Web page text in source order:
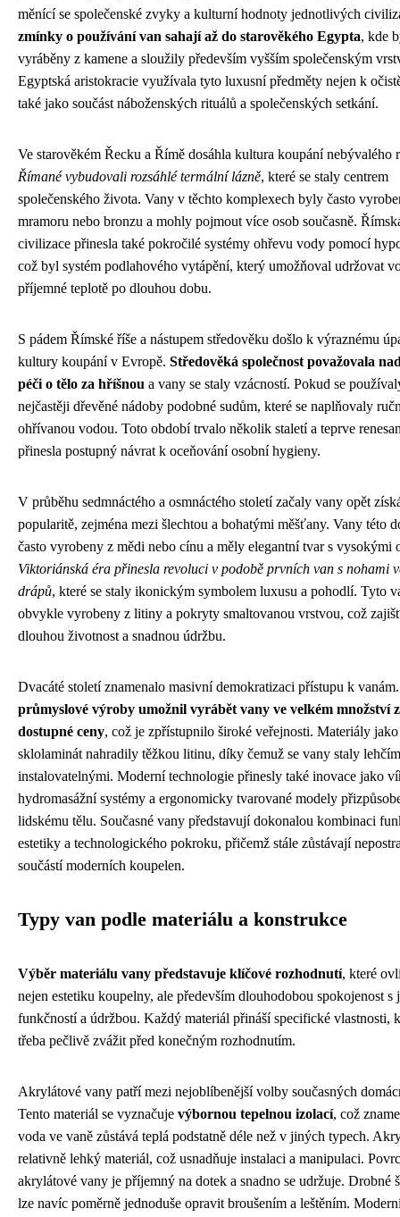
měnící se společenské zvyky a kulturní hodnoty jednotlivých
zmínky o používání van sahají až do starověkého Egypta, kde
vyráběny z kamene a sloužily především vyšším společenským
Egyptská aristokracie využívala tyto luxusní předměty nejen k
také jako součást náboženských rituálů a společenských setkání.
Ve starověkém Řecku a Římě dosáhla kultura koupání nebývalého
Římané vybudovali rozsáhlé termální lázně, které se staly centrem
společenského života. Vany v těchto komplexech byly často
mramoru nebo bronzu a mohly pojmout více osob současně.
civilizace přinesla také pokročilé systémy ohřevu vody pomocí
což byl systém podlahového vytápění, který umožňoval udržovat
příjemné teplotě po dlouhou dobu.
S pádem Římské říše a nástupem středověku došlo k výraznému
kultury koupání v Evropě. Středověká společnost považovala
péči o tělo za hříšnou a vany se staly vzácností. Pokud se
nejčastěji dřevěné nádoby podobné sudům, které se naplňovaly
ohřívanou vodou. Toto období trvalo několik staletí a teprve
přinesla postupný návrat k oceňování osobní hygieny.
V průběhu sedmnáctého a osmnáctého století začaly vany opět
popularitě, zejména mezi šlechtou a bohatými měšťany. Vany této
často vyrobeny z mědi nebo cínu a měly elegantní tvar s vysokými
Viktoriánská éra přinesla revoluci v podobě prvních van s nohami
drápů, které se staly ikonickým symbolem luxusu a pohodlí. Tyto
obvykle vyrobeny z litiny a pokryty smaltovanou vrstvou, což
dlouhou životnost a snadnou údržbu.
Dvacáté století znamenalo masivní demokratizaci přístupu k
průmyslové výroby umožnil vyrábět vany ve velkém množství
dostupné ceny, což je zpřístupnilo široké veřejnosti. Materiály
sklolaminát nahradily těžkou litinu, díky čemuž se vany staly
instalovatelnými. Moderní technologie přinesly také inovace jako
hydromasážní systémy a ergonomicky tvarované modely
lidskému tělu. Současné vany představují dokonalou kombinaci
estetiky a technologického pokroku, přičemž stále zůstávají
součástí moderních koupelen.
Typy van podle materiálu a konstrukce
Výběr materiálu vany představuje klíčové rozhodnutí, které
nejen estetiku koupelny, ale především dlouhodobou spokojenost s
funkčností a údržbou. Každý materiál přináší specifické vlastnosti,
třeba pečlivě zvážit před konečným rozhodnutím.
Akrylátové vany patří mezi nejoblíbenější volby současných
Tento materiál se vyznačuje výbornou tepelnou izolací, což
voda ve vaně zůstává teplá podstatně déle než v jiných typech.
relativně lehký materiál, což usnadňuje instalaci a manipulaci.
akrylátové vany je příjemný na dotek a snadno se udržuje. Drobné
lze navíc poměrně jednoduše opravit broušením a leštěním.